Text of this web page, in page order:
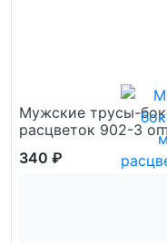
Мужские трусы-
расцветок 902-3
340 ₽